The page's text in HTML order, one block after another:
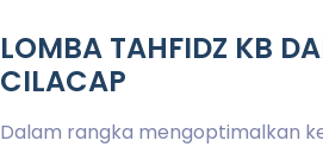
LOMBA TAHFIDZ KB
CILACAP
Dalam rangka mengoptimalkan